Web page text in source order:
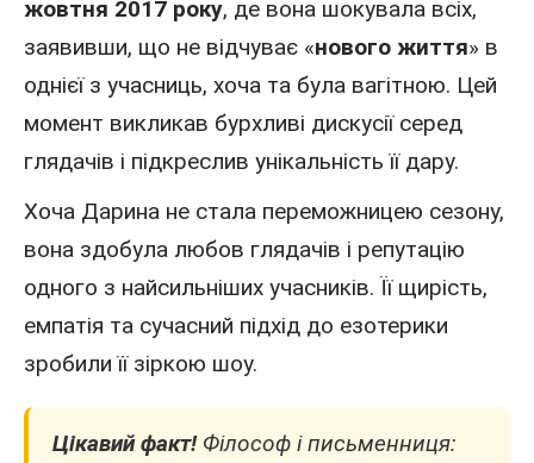
жовтня 2017 року, де вона шокувала всіх,
заявивши, що не відчуває «нового життя» в
однієї з учасниць, хоча та була вагітною. Цей
момент викликав бурхливі дискусії серед
глядачів і підкреслив унікальність її дару.
Хоча Дарина не стала переможницею сезону,
вона здобула любов глядачів і репутацію
одного з найсильніших учасників. Її щирість,
емпатія та сучасний підхід до езотерики
зробили її зіркою шоу.
Цікавий факт!Філософ і письменниця: